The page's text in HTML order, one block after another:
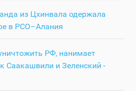
из Цхинвала одержала
в РСО–Алания
РФ, нанимает
Саакашвили и Зеленский -